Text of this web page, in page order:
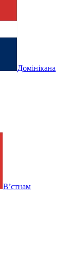
Домінікана
В’єтнам